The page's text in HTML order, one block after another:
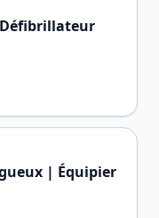
| Équipier